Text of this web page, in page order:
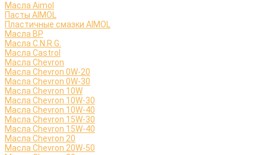
Масла Aimol
Пасты AIMOL
Пластичные смазки AIMOL
Масла BP
Масла C.N.R.G.
Масла Castrol
Масла Chevron
Масла Chevron 0W-20
Масла Chevron 0W-30
Масла Chevron 10W
Масла Chevron 10W-30
Масла Chevron 10W-40
Масла Chevron 15W-30
Масла Chevron 15W-40
Масла Chevron 20
Масла Chevron 20W-50